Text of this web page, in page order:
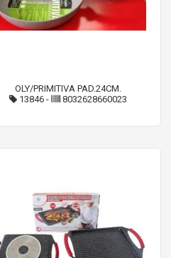
OLY/PRIMITIVA PAD.24CM.
13846- 8032628660023